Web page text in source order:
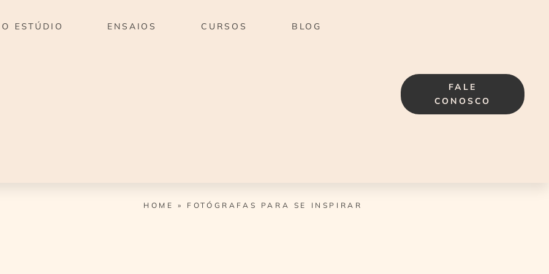
O ESTÚDIO ENSAIOS CURSOS BLOG
FALE
CONOSCO
HOME » FOTÓGRAFAS PARA SE INSPIRAR